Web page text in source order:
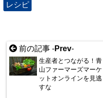
レシピ
前の記事 -Prev-
生産者とつながる！青
山ファーマーズマーケ
ットオンラインを見逃
すな